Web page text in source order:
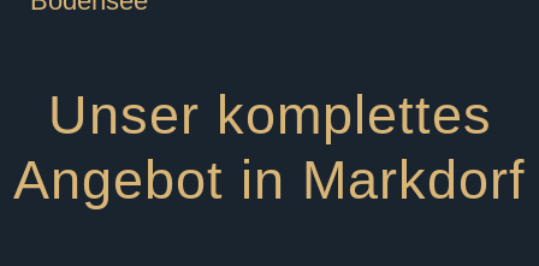
Unser komplettes
Angebot in Markdorf